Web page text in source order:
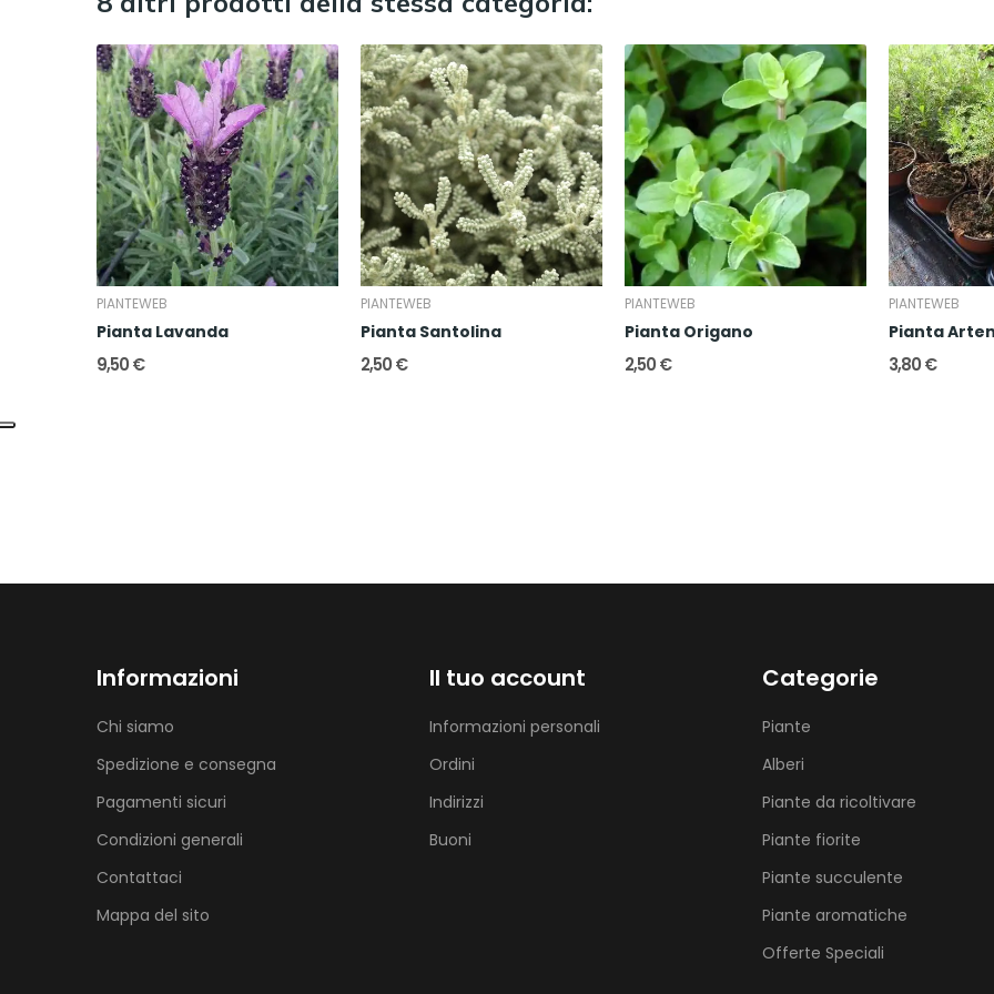
PIANTEWEB
Pianta Lavanda
9,50 €
PIANTEWEB
Pianta Santolina
2,50 €
PIANTEWEB
Pianta Origano
2,50 €
PIANTEWEB
3,80 €
Informazioni
Chi siamo
Spedizione e consegna
Pagamenti sicuri
Condizioni generali
Contattaci
Mappa del sito
Il tuo account
Informazioni personali
Ordini
Indirizzi
Buoni
Categorie
Piante
Alberi
Piante da ricoltivare
Piante fiorite
Piante succulente
Piante aromatiche
Offerte Speciali